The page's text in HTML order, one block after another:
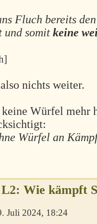
Fluch bereits
und somit keine
nichts weiter.
Würfel mehr
Würfel an
Wie kämpft
Juli 2024, 18:24